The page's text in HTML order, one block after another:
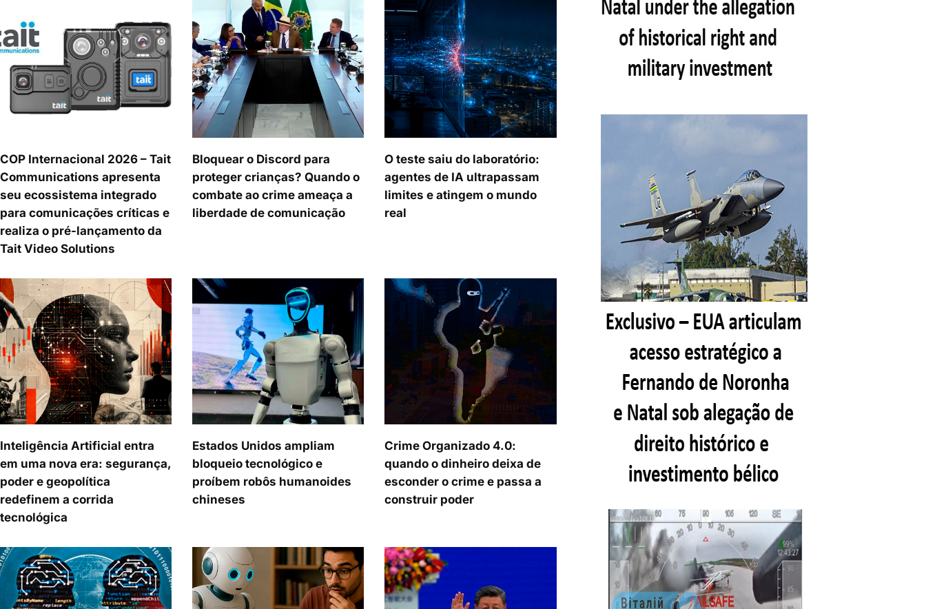
COP Internacional 2026 – Tait
Communications apresenta
seu ecossistema integrado
para comunicações críticas e
realiza o pré-lançamento da
Tait Video Solutions
Bloquear o Discord para
proteger crianças? Quando o
combate ao crime ameaça a
liberdade de comunicação
O teste saiu do laboratório:
agentes de IA ultrapassam
limites e atingem o mundo
real
Inteligência Artificial entra
em uma nova era: segurança,
poder e geopolítica
redefinem a corrida
tecnológica
Estados Unidos ampliam
bloqueio tecnológico e
proíbem robôs humanoides
chineses
Crime Organizado 4.0:
quando o dinheiro deixa de
esconder o crime e passa a
construir poder